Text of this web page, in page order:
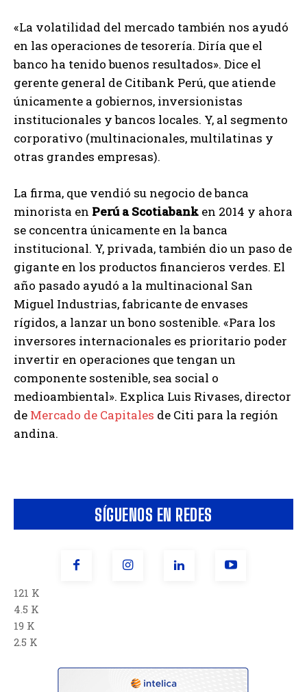
SÍGUENOS EN REDES
121 K
4.5 K
19 K
2.5 K
«La volatilidad del mercado también nos ayudó
en las operaciones de tesorería. Diría que el
banco ha tenido buenos resultados». Dice el
gerente general de Citibank Perú, que atiende
únicamente a gobiernos, inversionistas
institucionales y bancos locales. Y, al segmento
corporativo (multinacionales, multilatinas y
otras grandes empresas).
La firma, que vendió su negocio de banca
minorista en Perú a Scotiabank en 2014 y ahora
se concentra únicamente en la banca
institucional. Y, privada, también dio un paso de
gigante en los productos financieros verdes. El
año pasado ayudó a la multinacional San
Miguel Industrias, fabricante de envases
rígidos, a lanzar un bono sostenible. «Para los
inversores internacionales es prioritario poder
invertir en operaciones que tengan un
componente sostenible, sea social o
medioambiental». Explica Luis Rivases, director
de Mercado de Capitales de Citi para la región
andina.